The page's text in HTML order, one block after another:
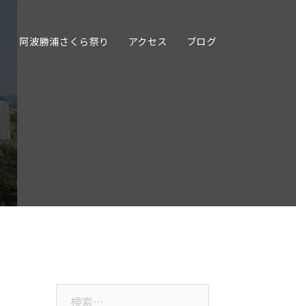
阿波勝浦さくら祭り アクセス ブログ